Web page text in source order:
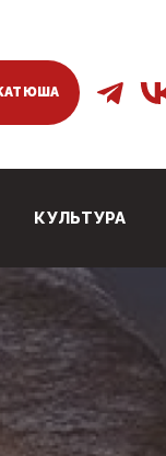
КУЛЬТУРА